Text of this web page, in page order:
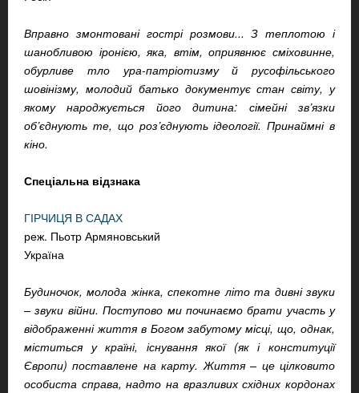
Вправно змонтовані гострі розмови... З теплотою і
шанобливою іронією, яка, втім, оприявнює сміховинне,
обурливе тло ура-патріотизму й русофільського
шовінізму, молодий батько документує стан світу, у
якому народжується його дитина: сімейні зв’язки
об’єднують те, що роз’єднують ідеології. Принаймні в
кіно.
Спеціальна відзнака
ГІРЧИЦЯ В САДАХ
реж. Пьотр Армяновський
Україна
Будиночок, молода жінка, спекотне літо та дивні звуки
– звуки війни. Поступово ми починаємо брати участь у
відображенні життя в Богом забутому місці, що, однак,
міститься у країні, існування якої (як і конституції
Європи) поставлене на карту. Життя – це цілковито
особиста справа, надто на вразливих східних кордонах